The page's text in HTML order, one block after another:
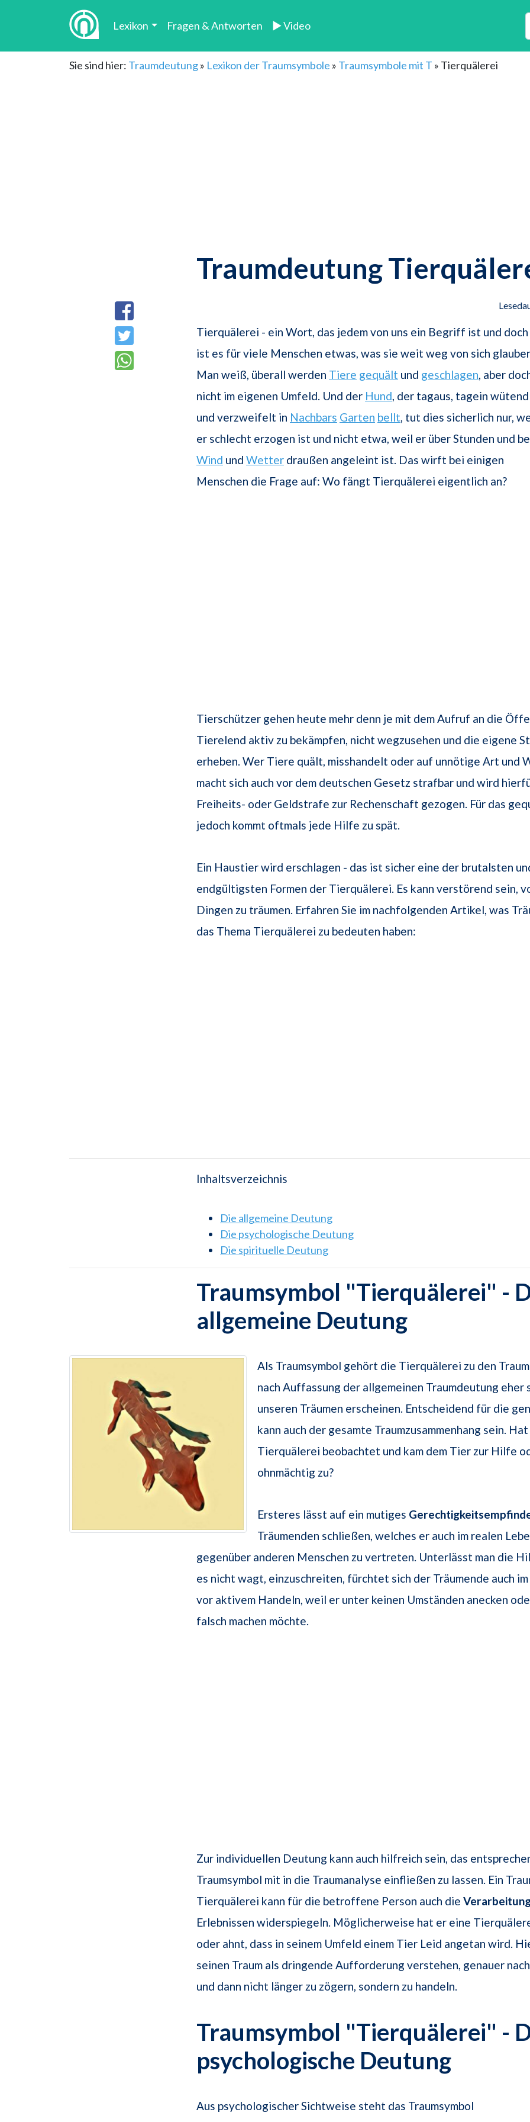
Lexikon Fragen & Antworten ► Video
Sie sind hier: Traumdeutung» Lexikon der Traumsymbole » Traumsymbole mit T » Tierquälerei
Traumdeutung
Tierquälerei - ein Wort, das jedem von uns ein Begriff ist und doch
ist es für viele Menschen etwas, was sie weit weg von sich
Man weiß, überall werden Tiere gequält und geschlagen, aber
nicht im eigenen Umfeld. Und der Hund, der tagaus, tagein wütend
und verzweifelt in Nachbars Garten bellt, tut dies sicherlich nur,
er schlecht erzogen ist und nicht etwa, weil er über Stunden und
Wind und Wetter draußen angeleint ist. Das wirft bei einigen
Menschen die Frage auf: Wo fängt Tierquälerei eigentlich an?
Tierschützer gehen heute mehr denn je mit dem Aufruf an die
Tierelend aktiv zu bekämpfen, nicht wegzusehen und die eigene
erheben. Wer Tiere quält, misshandelt oder auf unnötige Art und
macht sich auch vor dem deutschen Gesetz strafbar und wird
Freiheits- oder Geldstrafe zur Rechenschaft gezogen. Für das
jedoch kommt oftmals jede Hilfe zu spät.
Ein Haustier wird erschlagen - das ist sicher eine der brutalsten
endgültigsten Formen der Tierquälerei. Es kann verstörend sein,
Dingen zu träumen. Erfahren Sie im nachfolgenden Artikel, was
das Thema Tierquälerei zu bedeuten haben:
Inhaltsverzeichnis
Die allgemeine Deutung
Die psychologische Deutung
Die spirituelle Deutung
Traumsymbol "Tierquälerei" -
allgemeine Deutung
Als Traumsymbol gehört die Tierquälerei zu den
nach Auffassung der allgemeinen Traumdeutung eher
unseren Träumen erscheinen. Entscheidend für die
kann auch der gesamte Traumzusammenhang sein.
Tierquälerei beobachtet und kam dem Tier zur Hilfe
ohnmächtig zu?
Ersteres lässt auf ein mutiges
Träumenden schließen, welches er auch im realen
gegenüber anderen Menschen zu vertreten. Unterlässt man die
es nicht wagt, einzuschreiten, fürchtet sich der Träumende auch
vor aktivem Handeln, weil er unter keinen Umständen anecken
falsch machen möchte.
Zur individuellen Deutung kann auch hilfreich sein, das
Traumsymbol mit in die Traumanalyse einfließen zu lassen. Ein
Tierquälerei kann für die betroffene Person auch die
Erlebnissen widerspiegeln. Möglicherweise hat er eine
oder ahnt, dass in seinem Umfeld einem Tier Leid angetan wird.
seinen Traum als dringende Aufforderung verstehen, genauer
und dann nicht länger zu zögern, sondern zu handeln.
Traumsymbol "Tierquälerei" -
psychologische Deutung
Aus psychologischer Sichtweise steht das Traumsymbol